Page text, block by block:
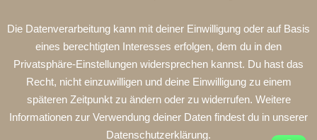
desRundfunkstaatsvertrages (RStV)ist: siehe oben
Copyright © SabrinaMiklaszewski
IMPRESSUM AGB UND DATENSCHUTZ KONTAKT
Die Datenverarbeitung kann mit deiner Einwilligung oder auf Basis
eines berechtigten Interesses erfolgen, dem du in den
Privatsphäre-Einstellungen widersprechen kannst. Du hast das
Recht, nicht einzuwilligen und deine Einwilligung zu einem
späteren Zeitpunkt zu ändern oder zu widerrufen. Weitere
Informationen zur Verwendung deiner Daten findest du in unserer
Datenschutzerklärung.